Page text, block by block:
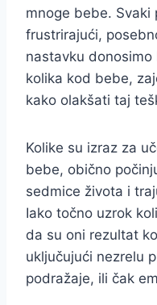
mnoge bebe.
frustrirajući,
nastavku
kolika kod bebe,
kako olakšati taj
Kolike su izraz za
bebe, obično
sedmice života i
Iako točno uzrok
da su oni rezultat
uključujući nezrelu
podražaje, ili čak